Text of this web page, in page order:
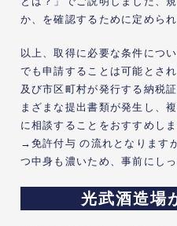
か、を確認するために定められ
以上、取得に必要な条件につ
でも申請することは可能とさ
及び市区町村が発行する納税
まざまな提出書類が発生し、
に相談することをおすすめし
→免許付与 の流れとなります
つ中身も濃いため、事前にし
光武酒造場